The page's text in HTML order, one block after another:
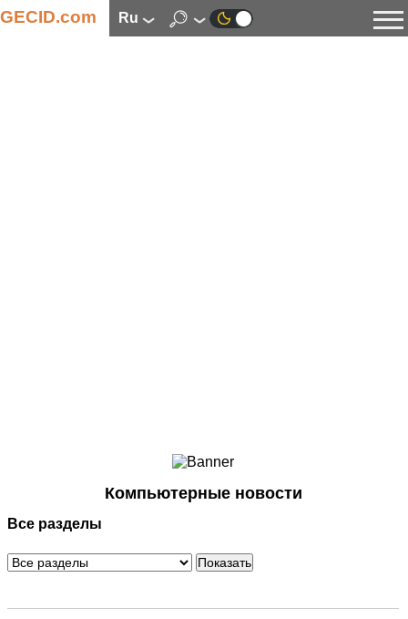
GECID.com ru
Смартфоны
Периферия
Программное обеспечение
Компьютерные новости
Все разделы